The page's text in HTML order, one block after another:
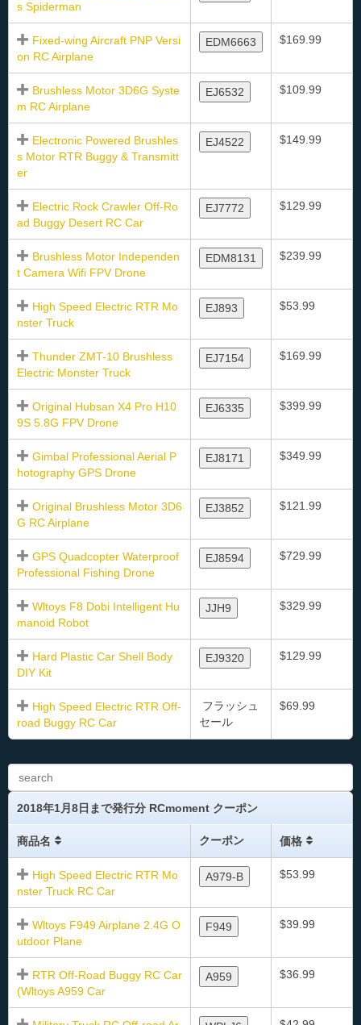
s Spiderman
Fixed-wing Aircraft PNP Versi
on RC Airplane
EDM6663 $169.99
Brushless Motor 3D6G Syste
m RC Airplane
EJ6532 $109.99
Electronic Powered Brushles
s Motor RTR Buggy & Transmitt
er
EJ4522 $149.99
Electric Rock Crawler Off-Ro
ad Buggy Desert RC Car
EJ7772 $129.99
Brushless Motor Independen
t Camera Wifi FPV Drone
EDM8131 $239.99
High Speed Electric RTR Mo
nster Truck
EJ893 $53.99
Thunder ZMT-10 Brushless
Electric Monster Truck
EJ7154 $169.99
Original Hubsan X4 Pro H10
9S 5.8G FPV Drone
EJ6335 $399.99
Gimbal Professional Aerial P
hotography GPS Drone
EJ8171 $349.99
Original Brushless Motor 3D6
G RC Airplane
EJ3852 $121.99
GPS Quadcopter Waterproof
Professional Fishing Drone
EJ8594 $729.99
Wltoys F8 Dobi Intelligent Hu
manoid Robot
JJH9 $329.99
Hard Plastic Car Shell Body
DIY Kit
EJ9320 $129.99
High Speed Electric RTR Off-
road Buggy RC Car
フラッシュ
セール
$69.99
2018年1月8日まで発行分 RCmoment クーポン
商品名 クーポン 価格
High Speed Electric RTR Mo
nster Truck RC Car
A979-B $53.99
Wltoys F949 Airplane 2.4G O
utdoor Plane
F949 $39.99
RTR Off-Road Buggy RC Car
(Wltoys A959 Car
A959 $36.99